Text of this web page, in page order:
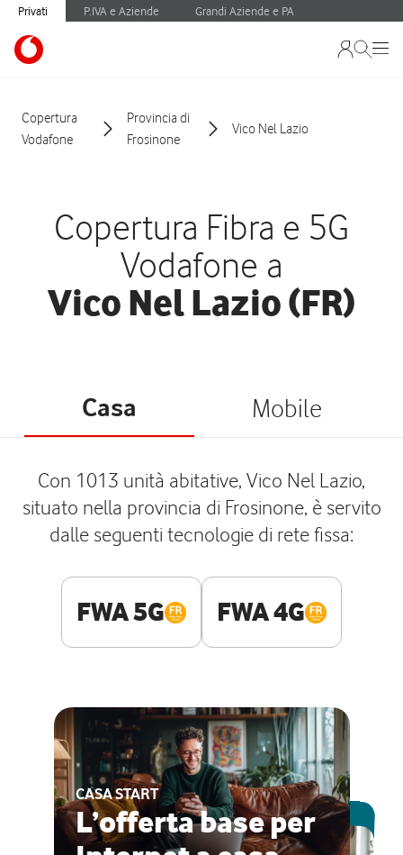
Privati P.IVA e Aziende Grandi Aziende e PA
Copertura
Vodafone
Provincia di
Frosinone
Vico Nel Lazio
Copertura Fibra e 5G
Vodafone a
Vico Nel Lazio (FR)
Casa Mobile
Con 1013 unità abitative, Vico Nel Lazio,
situato nella provincia di Frosinone, è servito
dalle seguenti tecnologie di rete fissa:
FWA 5G FWA 4G
CASA START
L’offerta base per
ESCLUSIVA ONLINE